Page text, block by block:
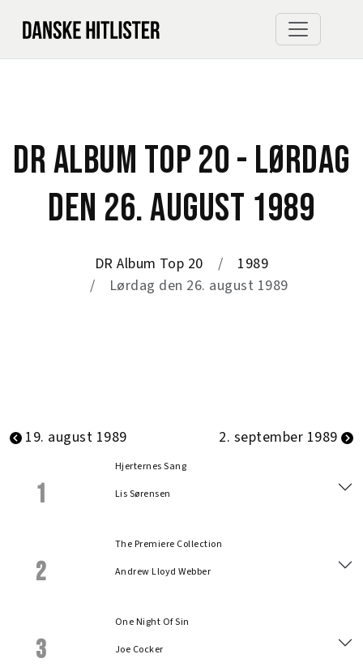
DR ALBUM TOP 20 - LØRDAG
DEN 26. AUGUST 1989
DR Album Top 20
1989
Lørdag den 26. august 1989
19. august 1989 2. september 1989
1
Hjerternes Sang
Lis Sørensen
2
The Premiere Collection
Andrew Lloyd Webber
3
One Night Of Sin
Joe Cocker